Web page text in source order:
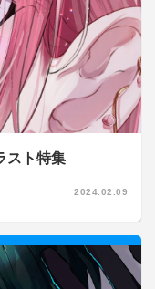
スト特集
2024.02.09